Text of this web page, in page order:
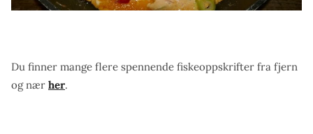
Du finner mange flere spennende fiskeoppskrifter fra fjern
og nær her.